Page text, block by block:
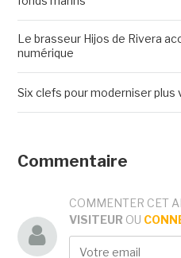
Le brasseur Hijos de Rivera
numérique
Six clefs pour moderniser
Commentaire
COMMENTER CET
VISITEUR OU